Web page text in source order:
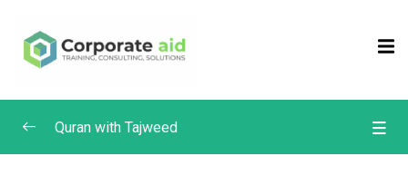
Quran with Tajweed
Sign in
Sign in
Don’t have an account?